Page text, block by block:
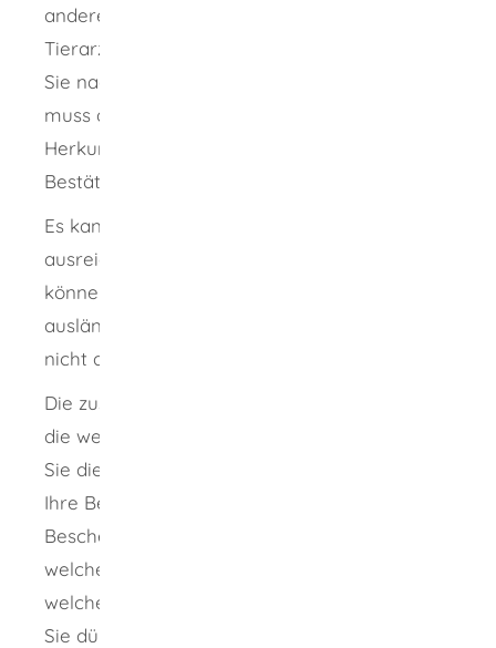
andere Kenntnisse und Fähigkeiten als
Tierarzt ausgleichen. Die Berufspraxis müssen
Sie nachweisen. Kenntnisse und Fähigkeiten
muss die zuständige Behörde Ihres
Herkunftslandes bescheinigen. Diese
Bestätigung reicht generell aus.
Es kann aber sein, dass diese Kenntnisse nicht
ausreichen. Die wesentlichen Unterschiede
können Sie dann nicht ausgleichen. Ihre
ausländische Berufsqualifikation wird dann
nicht anerkannt.
Die zuständige Stelle nennt Ihnen schriftlich
die wesentlichen Unterschiede und warum
Sie die wesentlichen Unterschiede nicht durch
Ihre Berufspraxis ausgleichen können. In dem
Bescheid der zuständigen Stelle steht auch,
welches Niveau Ihre Ausbildung hat und
welches Niveau in Deutschland notwendig ist.
Sie dürfen dann nicht als Tierarzt oder